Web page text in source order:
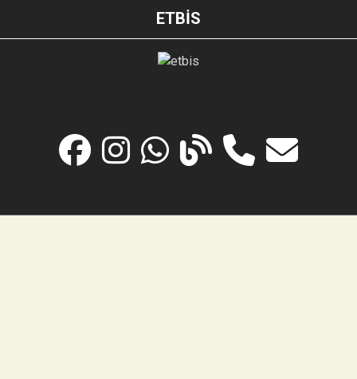
ETBİS